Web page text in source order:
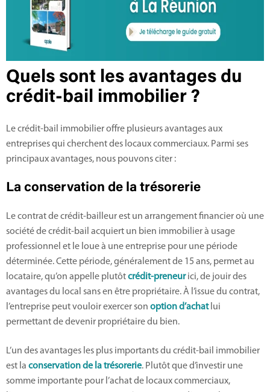
Quels sont les avantages du
crédit-bail immobilier ?
Le crédit-bail immobilier offre plusieurs avantages aux
entreprises qui cherchent des locaux commerciaux. Parmi ses
principaux avantages, nous pouvons citer :
La conservation de la trésorerie
Le contrat de crédit-bailleur est un arrangement financier où une
société de crédit-bail acquiert un bien immobilier à usage
professionnel et le loue à une entreprise pour une période
déterminée. Cette période, généralement de 15 ans, permet au
locataire, qu’on appelle plutôtcrédit-preneurici, de jouir des
avantages du local sans en être propriétaire. À l’issue du contrat,
l’entreprise peut vouloir exercer son option d’achatlui
permettant de devenir propriétaire du bien.
L’un des avantages les plus importants du crédit-bail immobilier
est la conservation de la trésorerie. Plutôt que d’investir une
somme importante pour l’achat de locaux commerciaux,